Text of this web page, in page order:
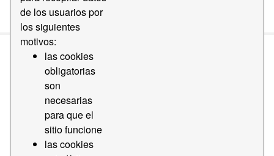
de los usuarios por
los siguientes
motivos:
las cookies
obligatorias
son
necesarias
para que el
sitio funcione
las cookies
Conjuntos de datos
Ordenar por
1 conjunto de datos encontrado